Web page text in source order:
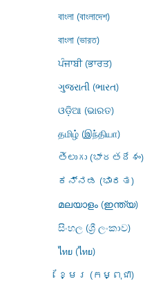
বাংলা (বাংলাদেশ)
বাংলা (ভারত)
ਪੰਜਾਬੀ (ਭਾਰਤ)
ગુજરાતી (ભારત)
ଓଡ଼ିଆ (ଭାରତ)
தமிழ் (இந்தியா)
తెలుగు (భారతదేశం)
ಕನ್ನಡ (ಭಾರತ)
മലയാളം (ഇന്ത്യ)
සිංහල (ශ්‍රී ලංකාව)
ไทย (ไทย)
ខ្មែរ (កម្ពុជា)